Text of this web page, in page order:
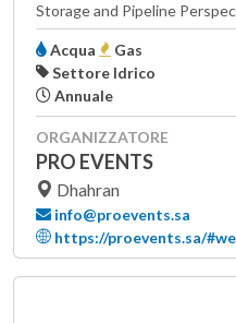
Storage and Pipeline
Acqua
Gas
Settore Idrico
Annuale
ORGANIZZATORE
PRO EVENTS
Dhahran
info@proevents.sa
https://proevents.sa/